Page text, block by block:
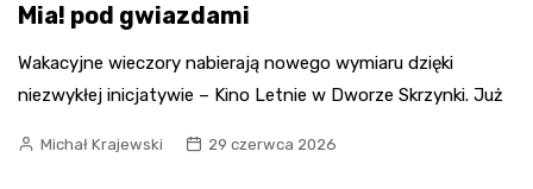
Mia! pod gwiazdami
Wakacyjne wieczory nabierają nowego wymiaru dzięki
niezwykłej inicjatywie – Kino Letnie w Dworze Skrzynki. Już
Michał Krajewski 29 czerwca 2026